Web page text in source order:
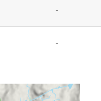
-
-